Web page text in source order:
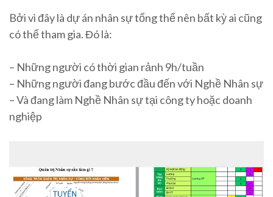
Bởi vì đây là dự án nhân sự tổng thể nên bất kỳ ai cũng
có thể tham gia. Đó là:
– Những người có thời gian rảnh 9h/tuần
– Những người đang bước đầu đến với Nghề Nhân sự
– Và đang làm Nghề Nhân sự tại công ty hoặc doanh
nghiệp